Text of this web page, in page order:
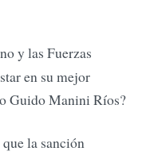
y las Fuerzas
en su mejor
Guido Manini Ríos?
la sanción